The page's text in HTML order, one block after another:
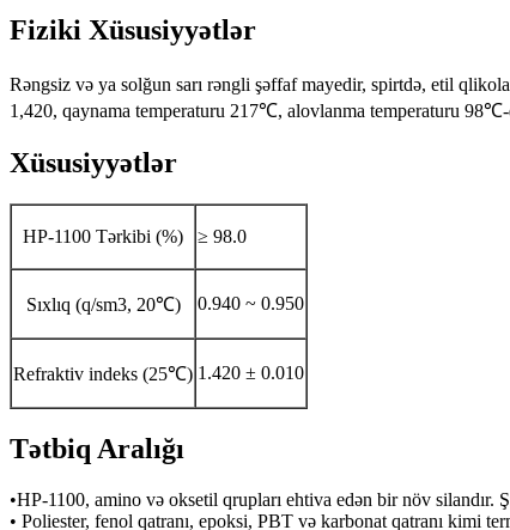
Fiziki Xüsusiyyətlər
Rəngsiz və ya solğun sarı rəngli şəffaf mayedir, spirtdə, etil
1,420, qaynama temperaturu 217℃, alovlanma temperaturu
Xüsusiyyətlər
HP-1100 Tərkibi (%) ≥ 98.0
Sıxlıq (q/sm3, 20℃) 0.940 ~ 0.950
Refraktiv indeks (25℃) 1.420 ± 0.010
Tətbiq Aralığı
•HP-1100, amino və oksetil qrupları ehtiva edən bir növ
• Poliester, fenol qatranı, epoksi, PBT və karbonat qatranı kimi